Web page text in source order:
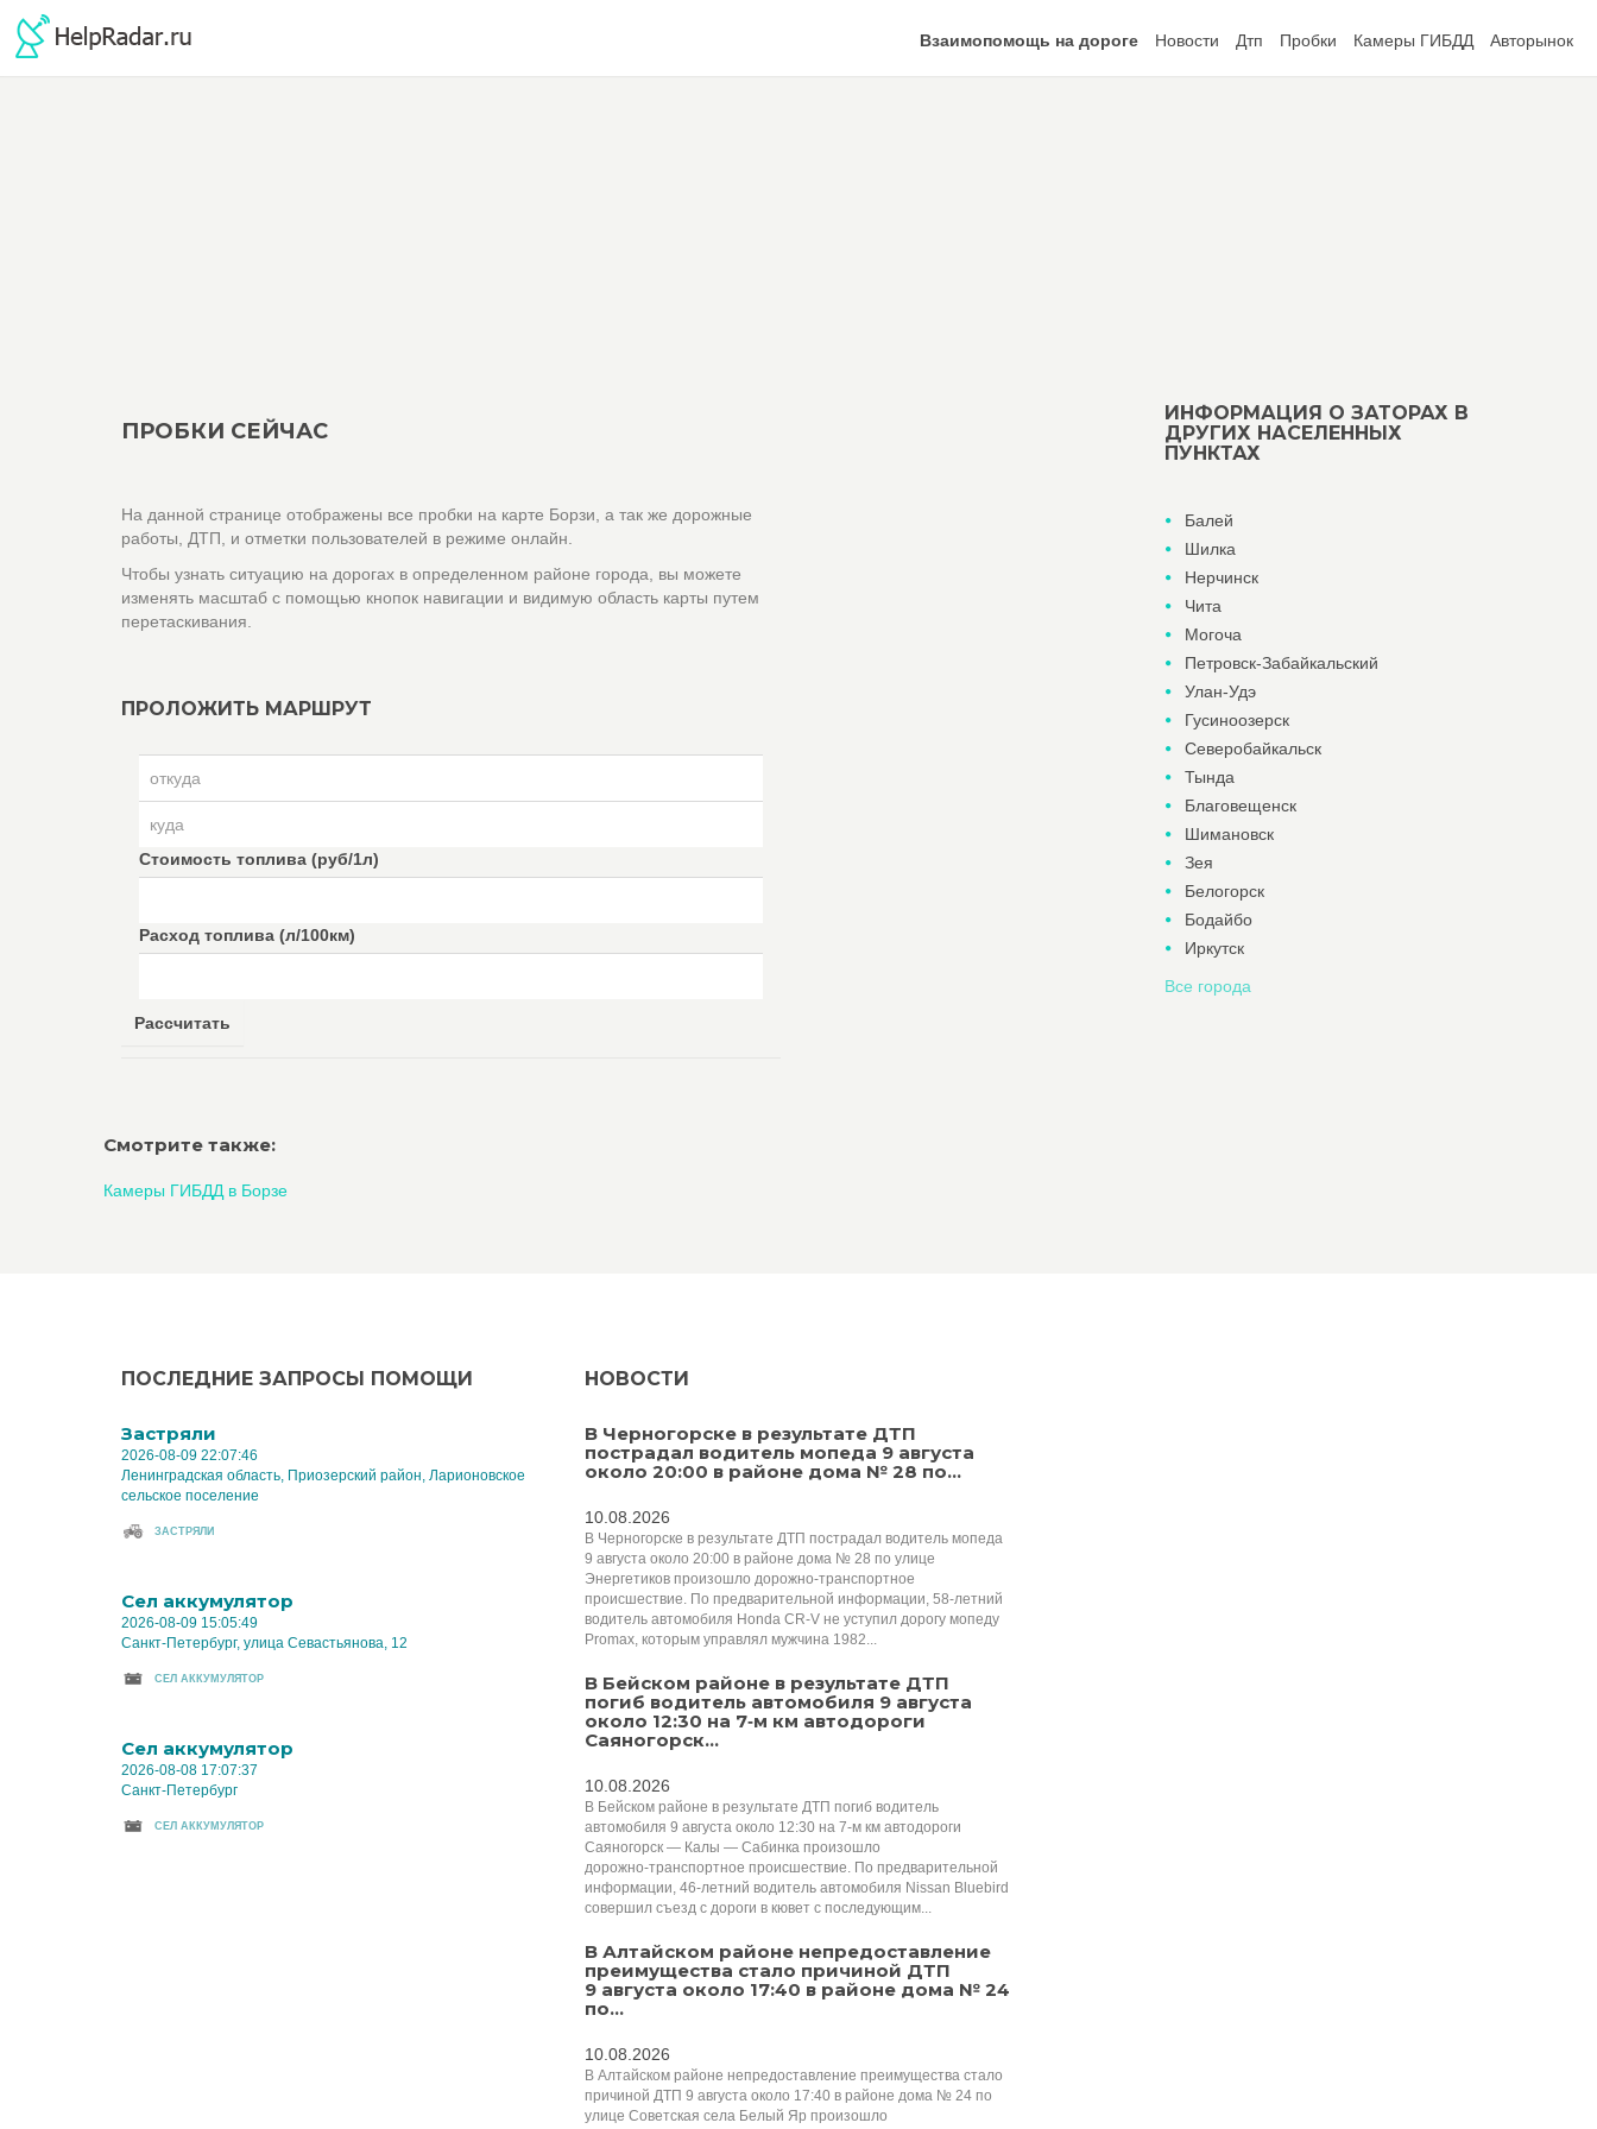
Взаимопомощь на дороге Новости Дтп Пробки Камеры ГИБДД Авторынок
ПРОБКИ СЕЙЧАС
На данной странице отображены все пробки на карте Борзи, а так же дорожные
работы, ДТП, и отметки пользователей в режиме онлайн.
Чтобы узнать ситуацию на дорогах в определенном районе города, вы можете
изменять масштаб с помощью кнопок навигации и видимую область карты путем
перетаскивания.
ПРОЛОЖИТЬ МАРШРУТ
Стоимость топлива (руб/1л)
Расход топлива (л/100км)
Рассчитать
Смотрите также:
Камеры ГИБДД в Борзе
ИНФОРМАЦИЯ О ЗАТОРАХ В
ДРУГИХ НАСЕЛЕННЫХ
ПУНКТАХ
Балей
Шилка
Нерчинск
Чита
Могоча
Петровск-Забайкальский
Улан-Удэ
Гусиноозерск
Северобайкальск
Тында
Благовещенск
Шимановск
Зея
Белогорск
Бодайбо
Иркутск
Все города
ПОСЛЕДНИЕ ЗАПРОСЫ ПОМОЩИ
Застряли
2026-08-09 22:07:46
Ленинградская область, Приозерский район, Ларионовское
сельское поселение
ЗАСТРЯЛИ
Cел аккумулятор
2026-08-09 15:05:49
Санкт-Петербург, улица Севастьянова, 12
CЕЛ АККУМУЛЯТОР
Cел аккумулятор
2026-08-08 17:07:37
Санкт-Петербург
CЕЛ АККУМУЛЯТОР
НОВОСТИ
В Черногорске в результате ДТП
пострадал водитель мопеда 9 августа
около 20:00 в районе дома № 28 по...
10.08.2026
В Черногорске в результате ДТП пострадал водитель мопеда
9 августа около 20:00 в районе дома № 28 по улице
Энергетиков произошло дорожно‑транспортное
происшествие. По предварительной информации, 58‑летний
водитель автомобиля Honda CR‑V не уступил дорогу мопеду
Promax, которым управлял мужчина 1982...
В Бейском районе в результате ДТП
погиб водитель автомобиля 9 августа
около 12:30 на 7‑м км автодороги
Саяногорск...
10.08.2026
В Бейском районе в результате ДТП погиб водитель
автомобиля 9 августа около 12:30 на 7‑м км автодороги
Саяногорск — Калы — Сабинка произошло
дорожно‑транспортное происшествие. По предварительной
информации, 46‑летний водитель автомобиля Nissan Bluebird
совершил съезд с дороги в кювет с последующим...
В Алтайском районе непредоставление
преимущества стало причиной ДТП
9 августа около 17:40 в районе дома № 24
по...
10.08.2026
В Алтайском районе непредоставление преимущества стало
причиной ДТП 9 августа около 17:40 в районе дома № 24 по
улице Советская села Белый Яр произошло